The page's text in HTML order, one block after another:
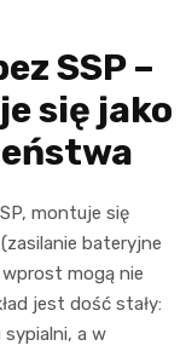
SSP –
się jako
montuje się
bateryjne
wprost mogą nie
jest dość stały:
sypialni, a w